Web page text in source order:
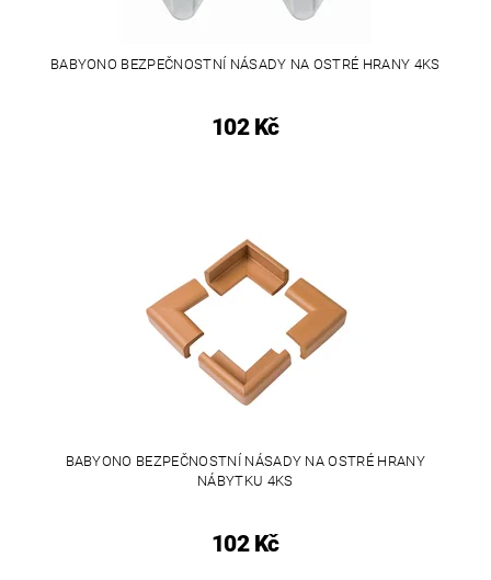
BABYONO BEZPEČNOSTNÍ NÁSADY NA OSTRÉ HRANY 4KS
102 Kč
BABYONO BEZPEČNOSTNÍ NÁSADY NA OSTRÉ HRANY
NÁBYTKU 4KS
102 Kč